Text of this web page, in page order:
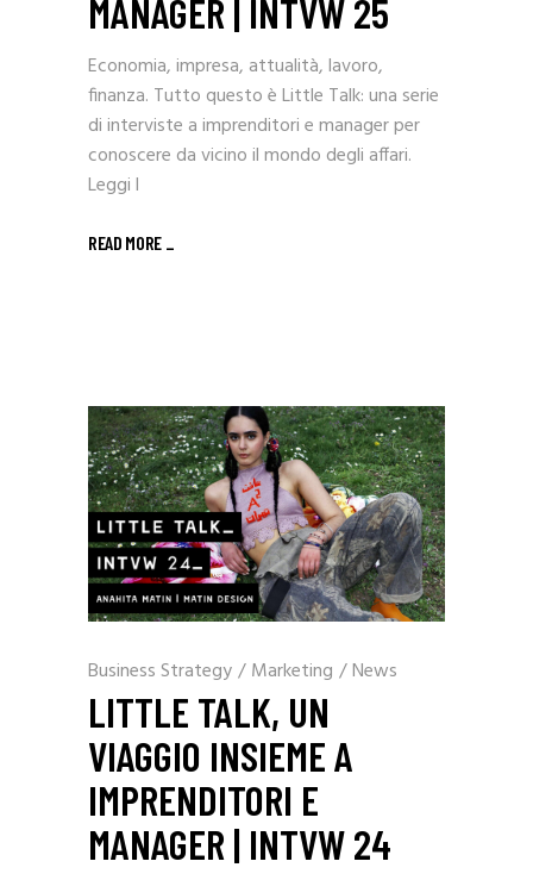
MANAGER | INTVW 25
Economia, impresa, attualità, lavoro,
finanza. Tutto questo è Little Talk: una serie
di interviste a imprenditori e manager per
conoscere da vicino il mondo degli affari.
Leggi l
READ MORE _
Business Strategy/ Marketing /News
LITTLE TALK, UN
VIAGGIO INSIEME A
IMPRENDITORI E
MANAGER | INTVW 24